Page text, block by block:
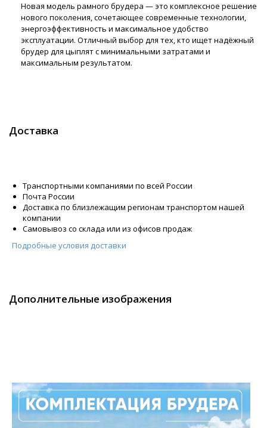
Новая модель рамного брудера — это комплексное решение
нового поколения, сочетающее современные технологии,
энергоэффективность и максимальное удобство
эксплуатации. Отличный выбор для тех, кто ищет надёжный
брудер для цыплят с минимальными затратами и
максимальным результатом.
Доставка
Транспортными компаниями по всей России
Почта России
Доставка по близлежащим регионам транспортом нашей
компании
Самовывоз со склада или из офисов продаж
Подробные условия доставки
Дополнительные изображения